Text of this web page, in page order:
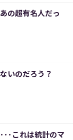
の超有名人だっ
いのだろう？
･･これは統計のマ